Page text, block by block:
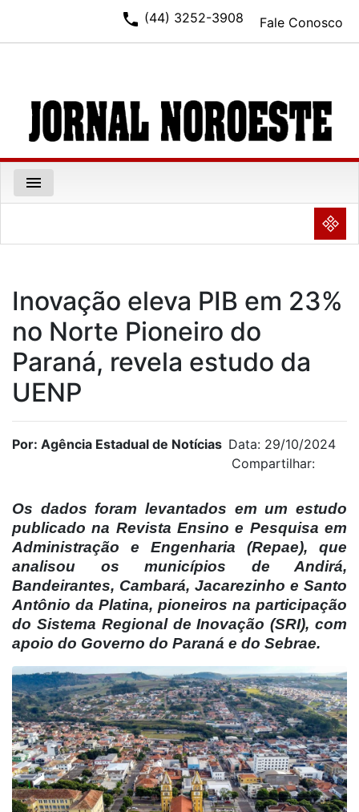
Fale Conosco
phone (44) 3252-3908
menu
NULL
Inovação eleva PIB em 23%
no Norte Pioneiro do
Paraná, revela estudo da
UENP
Por: Agência Estadual de Notícias Data: 29/10/2024
Compartilhar:
Os dados foram levantados em um estudo
publicado na Revista Ensino e Pesquisa em
Administração e Engenharia (Repae), que
analisou os municípios de Andirá,
Bandeirantes, Cambará, Jacarezinho e Santo
Antônio da Platina, pioneiros na participação
do Sistema Regional de Inovação (SRI), com
apoio do Governo do Paraná e do Sebrae.